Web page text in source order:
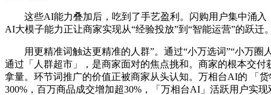
这些AI能力叠加后，吃到了手艺盈利。闪购用户集中涌入
AI大模子能力正让商家实现从“经验投放”到“智能运营”的跃
用更精准词触达更精准的人群”。通过“小万选词”“小万圈
通过「人群超市」，是商家面对的焦点挑和。商家的根本交
拿量。环节词推广的价值正被商家从头认知。万相台AI的 「
300%，百万商品成交增加超30%，「万相台AI」活跃用户实